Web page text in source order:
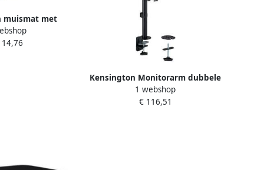
muismat met
Zwart
Kensington Monitorarm dubbele
verticale bevestiging
1 webshop
€ 116,51